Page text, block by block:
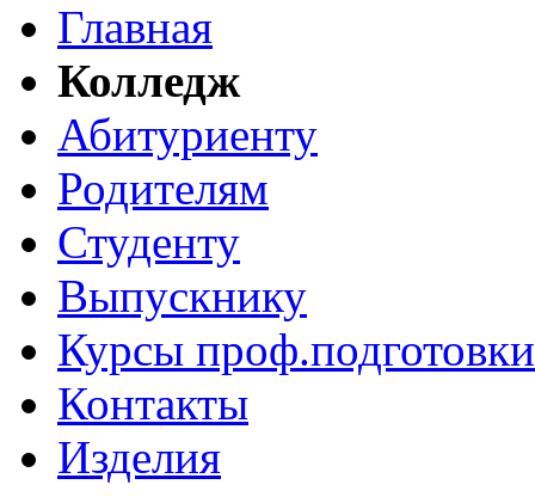
Главная
Колледж
Абитуриенту
Родителям
Студенту
Выпускнику
Курсы проф.подготовки
Контакты
Изделия